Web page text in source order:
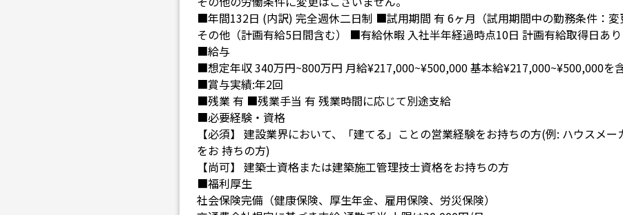
■年間132日 (内訳) 完全週休二日制 ■試用期間 有 6ヶ月（試用期間中の勤務条件：変
その他（計画有給5日間含む） ■有給休暇 入社半年経過時点10日 計画有給取得日あり
■給与
■想定年収 340万円~800万円 月給¥217,000~¥500,000 基本給¥217,000~¥500,000を
■賞与実績:年2回
■残業 有 ■残業手当 有 残業時間に応じて別途支給
■必要経験・資格
【必須】 建設業界において、「建てる」ことの営業経験をお持ちの方(例: ハウスメ
をお 持ちの方)
【尚可】 建築士資格または建築施工管理技士資格をお持ちの方
■福利厚生
社会保険完備（健康保険、厚生年金、雇用保険、労災保険）